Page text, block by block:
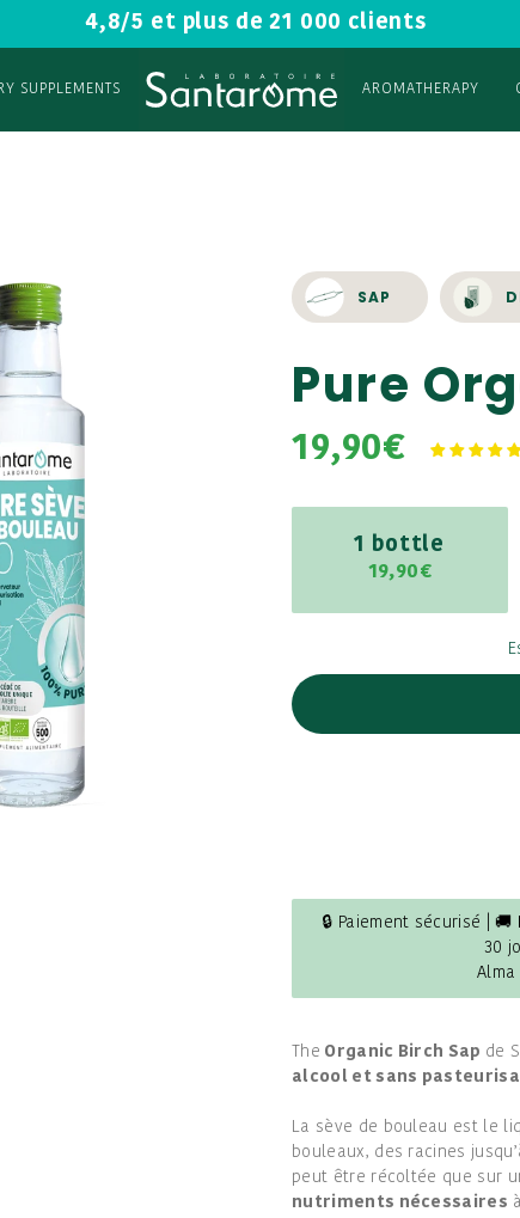
4,8/5 et plus de 21 000 clients
SUPPLEMENTS AROMATHERAPY
SAP
Pure
19,90€
1 bottle
19,90€
🔒 Paiement sécurisé | 🚚
30
The Organic Birch Sap de
alcool et sans
La sève de bouleau est le
bouleaux, des racines
peut être récoltée que sur
nutriments nécessaires